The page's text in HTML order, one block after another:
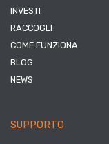
INVESTI
RACCOGLI
COME FUNZIONA
BLOG
NEWS
SUPPORTO